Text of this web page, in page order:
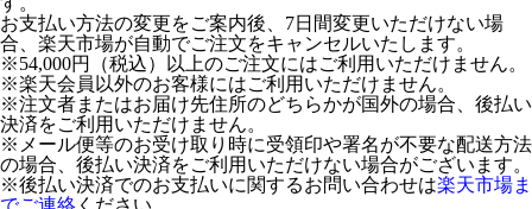
お支払い方法の変更をご案内後、7日間変更いただけない場
合、楽天市場が自動でご注文をキャンセルいたします。
※54,000円（税込）以上のご注文にはご利用いただけません。
※楽天会員以外のお客様にはご利用いただけません。
※注文者またはお届け先住所のどちらかが国外の場合、後払い
決済をご利用いただけません。
※メール便等のお受け取り時に受領印や署名が不要な配送方法
の場合、後払い決済をご利用いただけない場合がございます。
※後払い決済でのお支払いに関するお問い合わせは楽天市場ま